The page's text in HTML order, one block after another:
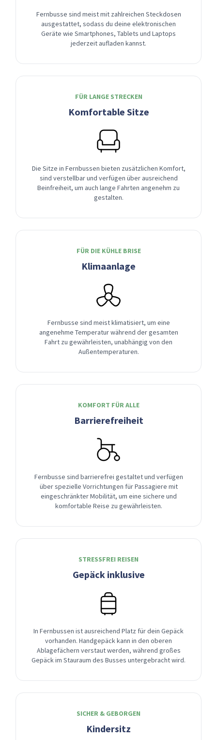
Fernbusse sind meist mit zahlreichen Steckdosen
ausgestattet, sodass du deine elektronischen
Geräte wie Smartphones, Tablets und Laptops
jederzeit aufladen kannst.
FÜR LANGE STRECKEN
Komfortable Sitze
Die Sitze in Fernbussen bieten zusätzlichen Komfort,
sind verstellbar und verfügen über ausreichend
Beinfreiheit, um auch lange Fahrten angenehm zu
gestalten.
FÜR DIE KÜHLE BRISE
Klimaanlage
Fernbusse sind meist klimatisiert, um eine
angenehme Temperatur während der gesamten
Fahrt zu gewährleisten, unabhängig von den
Außentemperaturen.
KOMFORT FÜR ALLE
Barrierefreiheit
Fernbusse sind barrierefrei gestaltet und verfügen
über spezielle Vorrichtungen für Passagiere mit
eingeschränkter Mobilität, um eine sichere und
komfortable Reise zu gewährleisten.
STRESSFREI REISEN
Gepäck inklusive
In Fernbussen ist ausreichend Platz für dein Gepäck
vorhanden. Handgepäck kann in den oberen
Ablagefächern verstaut werden, während großes
Gepäck im Stauraum des Busses untergebracht wird.
SICHER & GEBORGEN
Kindersitz